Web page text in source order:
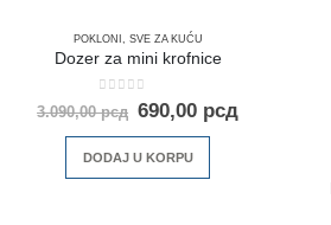
POKLONI , SVE ZA KUĆU
Dozer za mini krofnice
out of 5
3.090,00рсд 690,00 рсд
DODAJ U KORPU